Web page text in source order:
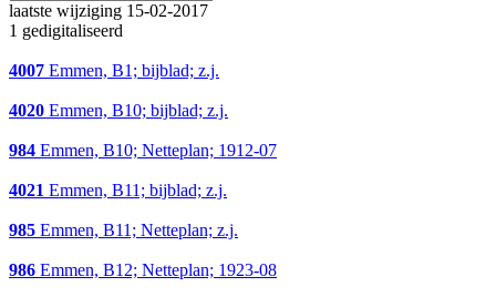
laatste wijziging 15-02-2017
1 gedigitaliseerd
4007 Emmen, B1; bijblad; z.j.
4020 Emmen, B10; bijblad; z.j.
984 Emmen, B10; Netteplan; 1912-07
4021 Emmen, B11; bijblad; z.j.
985 Emmen, B11; Netteplan; z.j.
986 Emmen, B12; Netteplan; 1923-08